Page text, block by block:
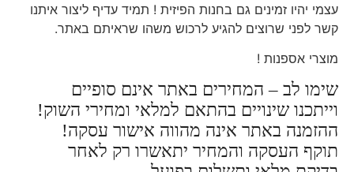
עצמי יהיו זמינים גם בחנות הפיזית ! תמיד עדיף ליצור איתנו
קשר לפני שרוצים להגיע לרכוש משהו שראיתם באתר.
מוצרי אספנות !
שימו לב – המחירים באתר אינם סופיים
וייתכנו שינויים בהתאם למלאי ומחירי השוק!
ההזמנה באתר אינה מהווה אישור עסקה!
תוקף העסקה והמחיר יתאשרו רק לאחר